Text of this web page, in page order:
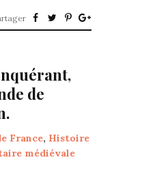
de
France, Histoire
médiévale